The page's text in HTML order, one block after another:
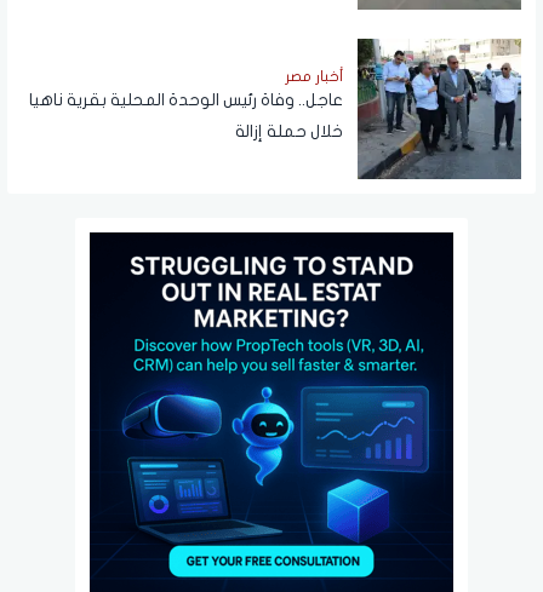
أخبار مصر
عاجل.. وفاة رئيس الوحدة المحلية بقرية ناهيا
خلال حملة إزالة